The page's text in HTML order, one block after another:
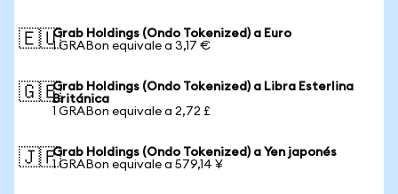
🇪🇺Grab Holdings (Ondo Tokenized) a Euro
1 GRABon equivale a 3,17 €
🇬🇧Grab Holdings (Ondo Tokenized) a Libra Esterlina
Británica
1 GRABon equivale a 2,72 £
🇯🇵Grab Holdings (Ondo Tokenized) a Yen japonés
1 GRABon equivale a 579,14 ¥